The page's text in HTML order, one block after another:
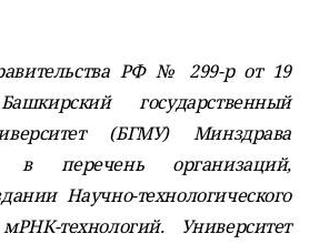
РФ № 299-р от 19
государственный
(БГМУ) Минздрава
в перечень организаций,
Научно-технологического
технологий. Университет